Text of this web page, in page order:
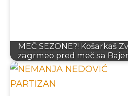
MEČ SEZONE?! Košarkaš
zagrmeo pred meč sa